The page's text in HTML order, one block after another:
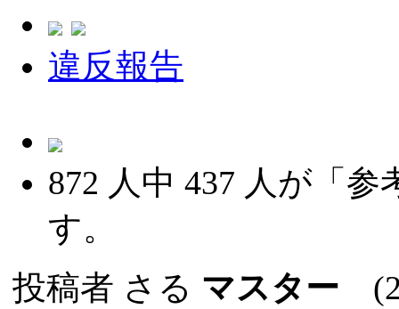
違反報告
872 人中 437 人が「参
す。
投稿者 さる マスター